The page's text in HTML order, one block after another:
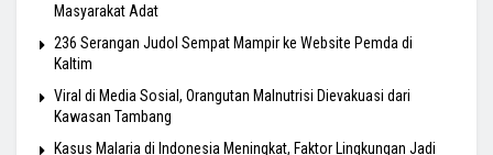
Masyarakat Adat
236 Serangan Judol Sempat Mampir ke Website Pemda di
Kaltim
Viral di Media Sosial, Orangutan Malnutrisi Dievakuasi dari
Kawasan Tambang
Kasus Malaria di Indonesia Meningkat, Faktor Lingkungan Jadi